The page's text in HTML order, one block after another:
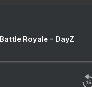
Royale - DayZ